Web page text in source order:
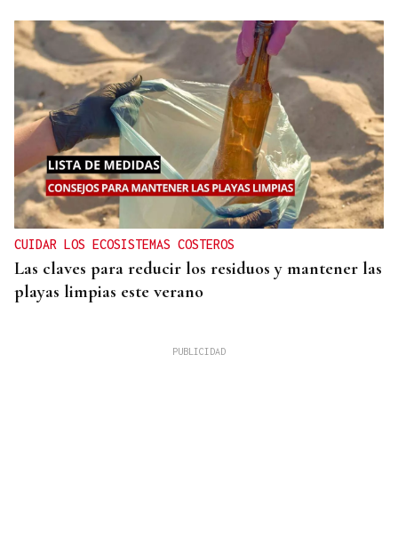
CUIDAR LOS ECOSISTEMAS COSTEROS
Las claves para reducir los residuos y mantener las
playas limpias este verano